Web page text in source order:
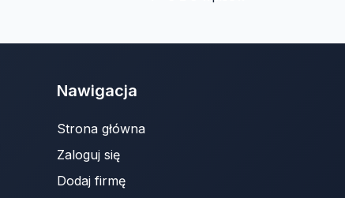
Nawigacja
Strona główna
Zaloguj się
Dodaj firmę